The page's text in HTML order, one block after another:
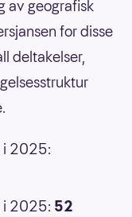
av geografisk
for disse
deltakelser,
i 2025:
i 2025: 52